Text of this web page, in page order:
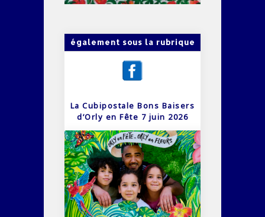
également sous la rubrique
La Cubipostale Bons Baisers
d’Orly en Fête 7 juin 2026